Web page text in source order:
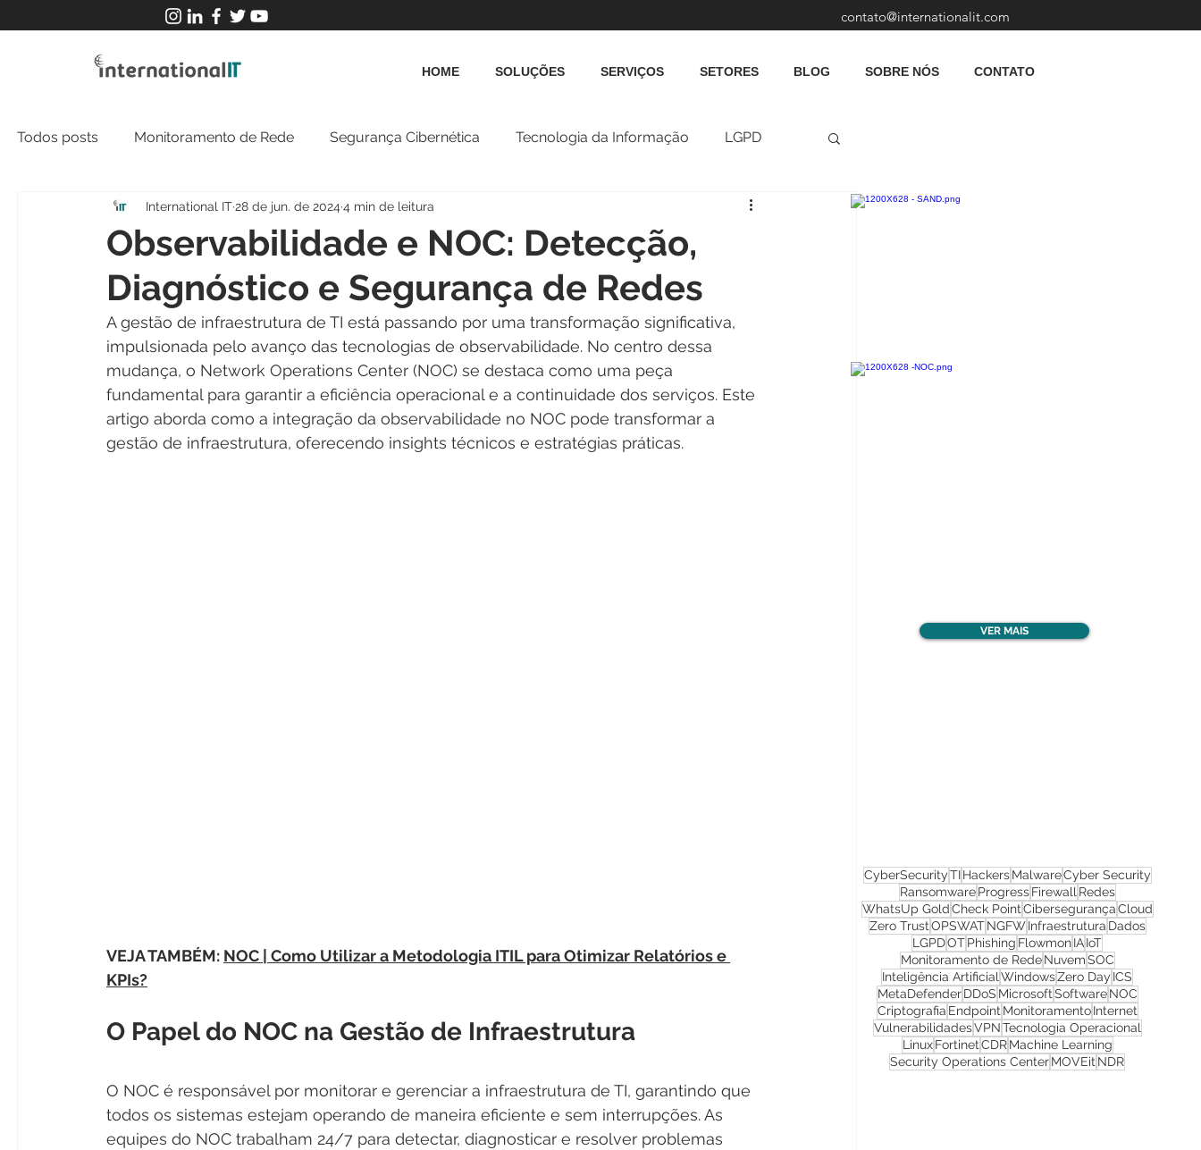
contato@internationalit.com
HOME SOLUÇÕES SERVIÇOS SETORES BLOG SOBRE NÓS CONTATO
Todos posts Monitoramento de Rede Segurança Cibernética Tecnologia da Informação LGPD
NOC Tecnologia Operacional
Observabilidade e NOC: Detecção,
Diagnóstico e Segurança de Redes
International IT28 de jun. de 2024 4 min de leitura
A gestão de infraestrutura de TI está passando por uma transformação significativa,
impulsionada pelo avanço das tecnologias de observabilidade. No centro dessa
mudança, o Network Operations Center (NOC) se destaca como uma peça
fundamental para garantir a eficiência operacional e a continuidade dos serviços. Este
artigo aborda como a integração da observabilidade no NOC pode transformar a
gestão de infraestrutura, oferecendo insights técnicos e estratégias práticas.
VEJA TAMBÉM: NOC | Como Utilizar a Metodologia ITIL para Otimizar Relatórios e
KPIs?
O Papel do NOC na Gestão de Infraestrutura
O NOC é responsável por monitorar e gerenciar a infraestrutura de TI, garantindo que
todos os sistemas estejam operando de maneira eficiente e sem interrupções. As
equipes do NOC trabalham 24/7 para detectar, diagnosticar e resolver problemas
CyberSecurityTI Hackers MalwareCyber Security
Ransomware Progress Firewall Redes
WhatsUp GoldCheck PointCibersegurançaCloud
Zero TrustOPSWAT NGFW Infraestrutura Dados
LGPDOTPhishing FlowmonIAIoT
Monitoramento de Rede NuvemSOC
Inteligência Artificial WindowsZero Day ICS
MetaDefender DDoS MicrosoftSoftware NOC
Criptografia Endpoint Monitoramento Internet
VulnerabilidadesVPNTecnologia Operacional
Linux FortinetCDR Machine Learning
Security Operations CenterMOVEit NDR
VER MAIS